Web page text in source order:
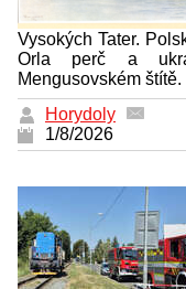
Vysokých Tater.
Orla perč a
Mengusovském
Horydoly
1/8/2026